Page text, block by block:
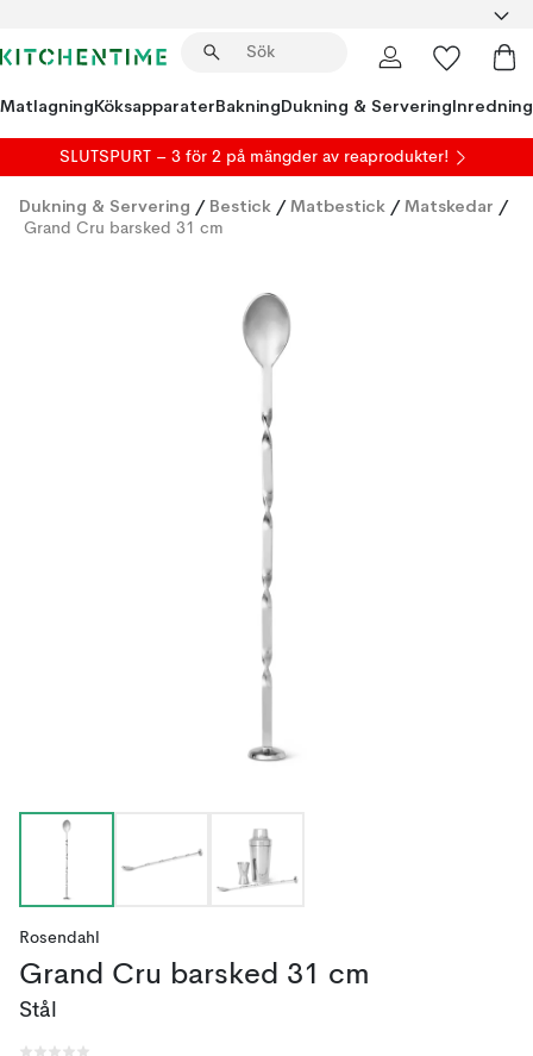
MatlagningKöksapparaterBakningDukning & ServeringInredning
SLUTSPURT – 3 för 2 på mängder av reaprodukter!
Dukning & Servering / Bestick / Matbestick / Matskedar /
Grand Cru barsked 31 cm
Rosendahl
Grand Cru barsked 31 cm
Stål